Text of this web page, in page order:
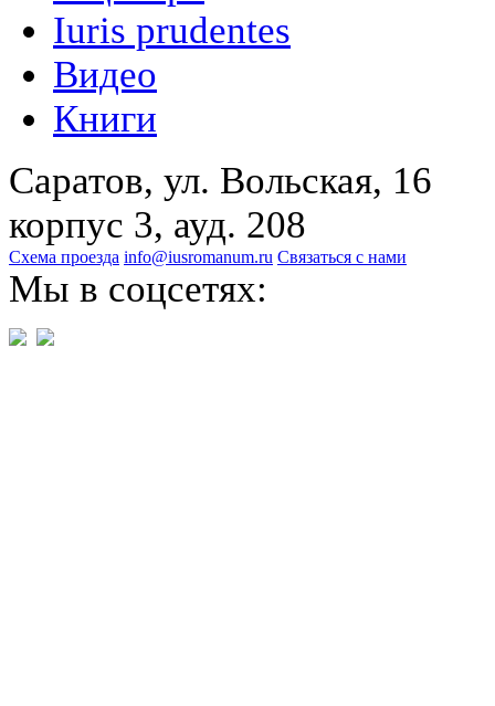
Iuris prudentes
Видео
Книги
Саратов, ул. Вольская, 16
корпус 3, ауд. 208
Схема проезда info@iusromanum.ru Связаться с нами
Мы в соцсетях: